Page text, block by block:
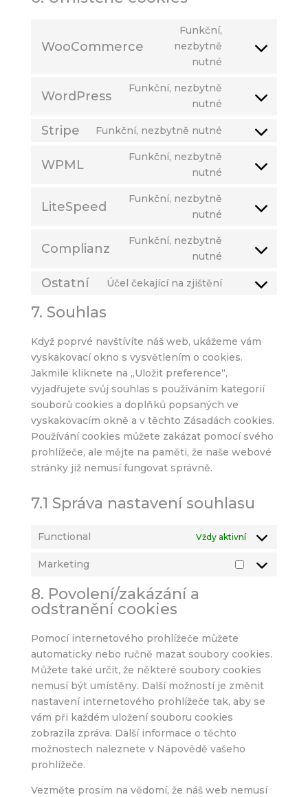
WooCommerce
Funkční,
nezbytně
nutné
Consent
woocommerce
WordPress
Funkční, nezbytně
nutné
Consent
service
Stripe Funkční, nezbytně nutné
Consent
service
WPML
Funkční, nezbytně
nutné
Consent
service
LiteSpeed
Funkční, nezbytně
nutné
Consent
service
Complianz
Funkční, nezbytně
nutné
Consent
service
Ostatní Účel čekající na zjištění
Consent
ostatní
7. Souhlas
Když poprvé navštívíte náš web, ukážeme vám
vyskakovací okno s vysvětlením o cookies.
Jakmile kliknete na „Uložit preference“,
vyjadřujete svůj souhlas s používáním kategorií
souborů cookies a doplňků popsaných ve
vyskakovacím okně a v těchto Zásadách cookies.
Používání cookies můžete zakázat pomocí svého
prohlížeče, ale mějte na paměti, že naše webové
stránky již nemusí fungovat správně.
7.1 Správa nastavení souhlasu
Functional Vždy aktivní
Marketing
Marketing
8. Povolení/zakázání a
odstranění cookies
Pomocí internetového prohlížeče můžete
automaticky nebo ručně mazat soubory cookies.
Můžete také určit, že některé soubory cookies
nemusí být umístěny. Další možností je změnit
nastavení internetového prohlížeče tak, aby se
vám při každém uložení souboru cookies
zobrazila zpráva. Další informace o těchto
možnostech naleznete v Nápovědě vašeho
prohlížeče.
Vezměte prosím na vědomí, že náš web nemusí